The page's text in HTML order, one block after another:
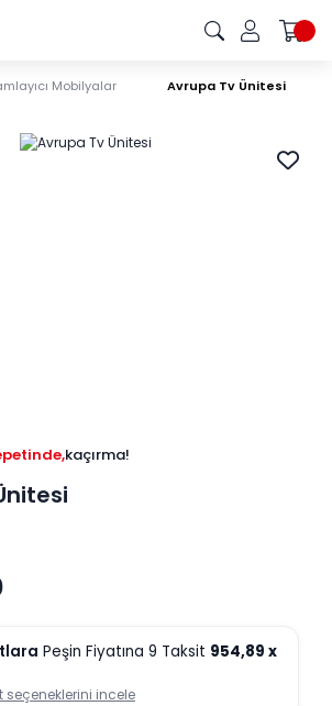
Mobilyalar Avrupa Tv Ünitesi
kaçırma!
Peşin Fiyatına 9 Taksit 954,89 x
seçeneklerini incele